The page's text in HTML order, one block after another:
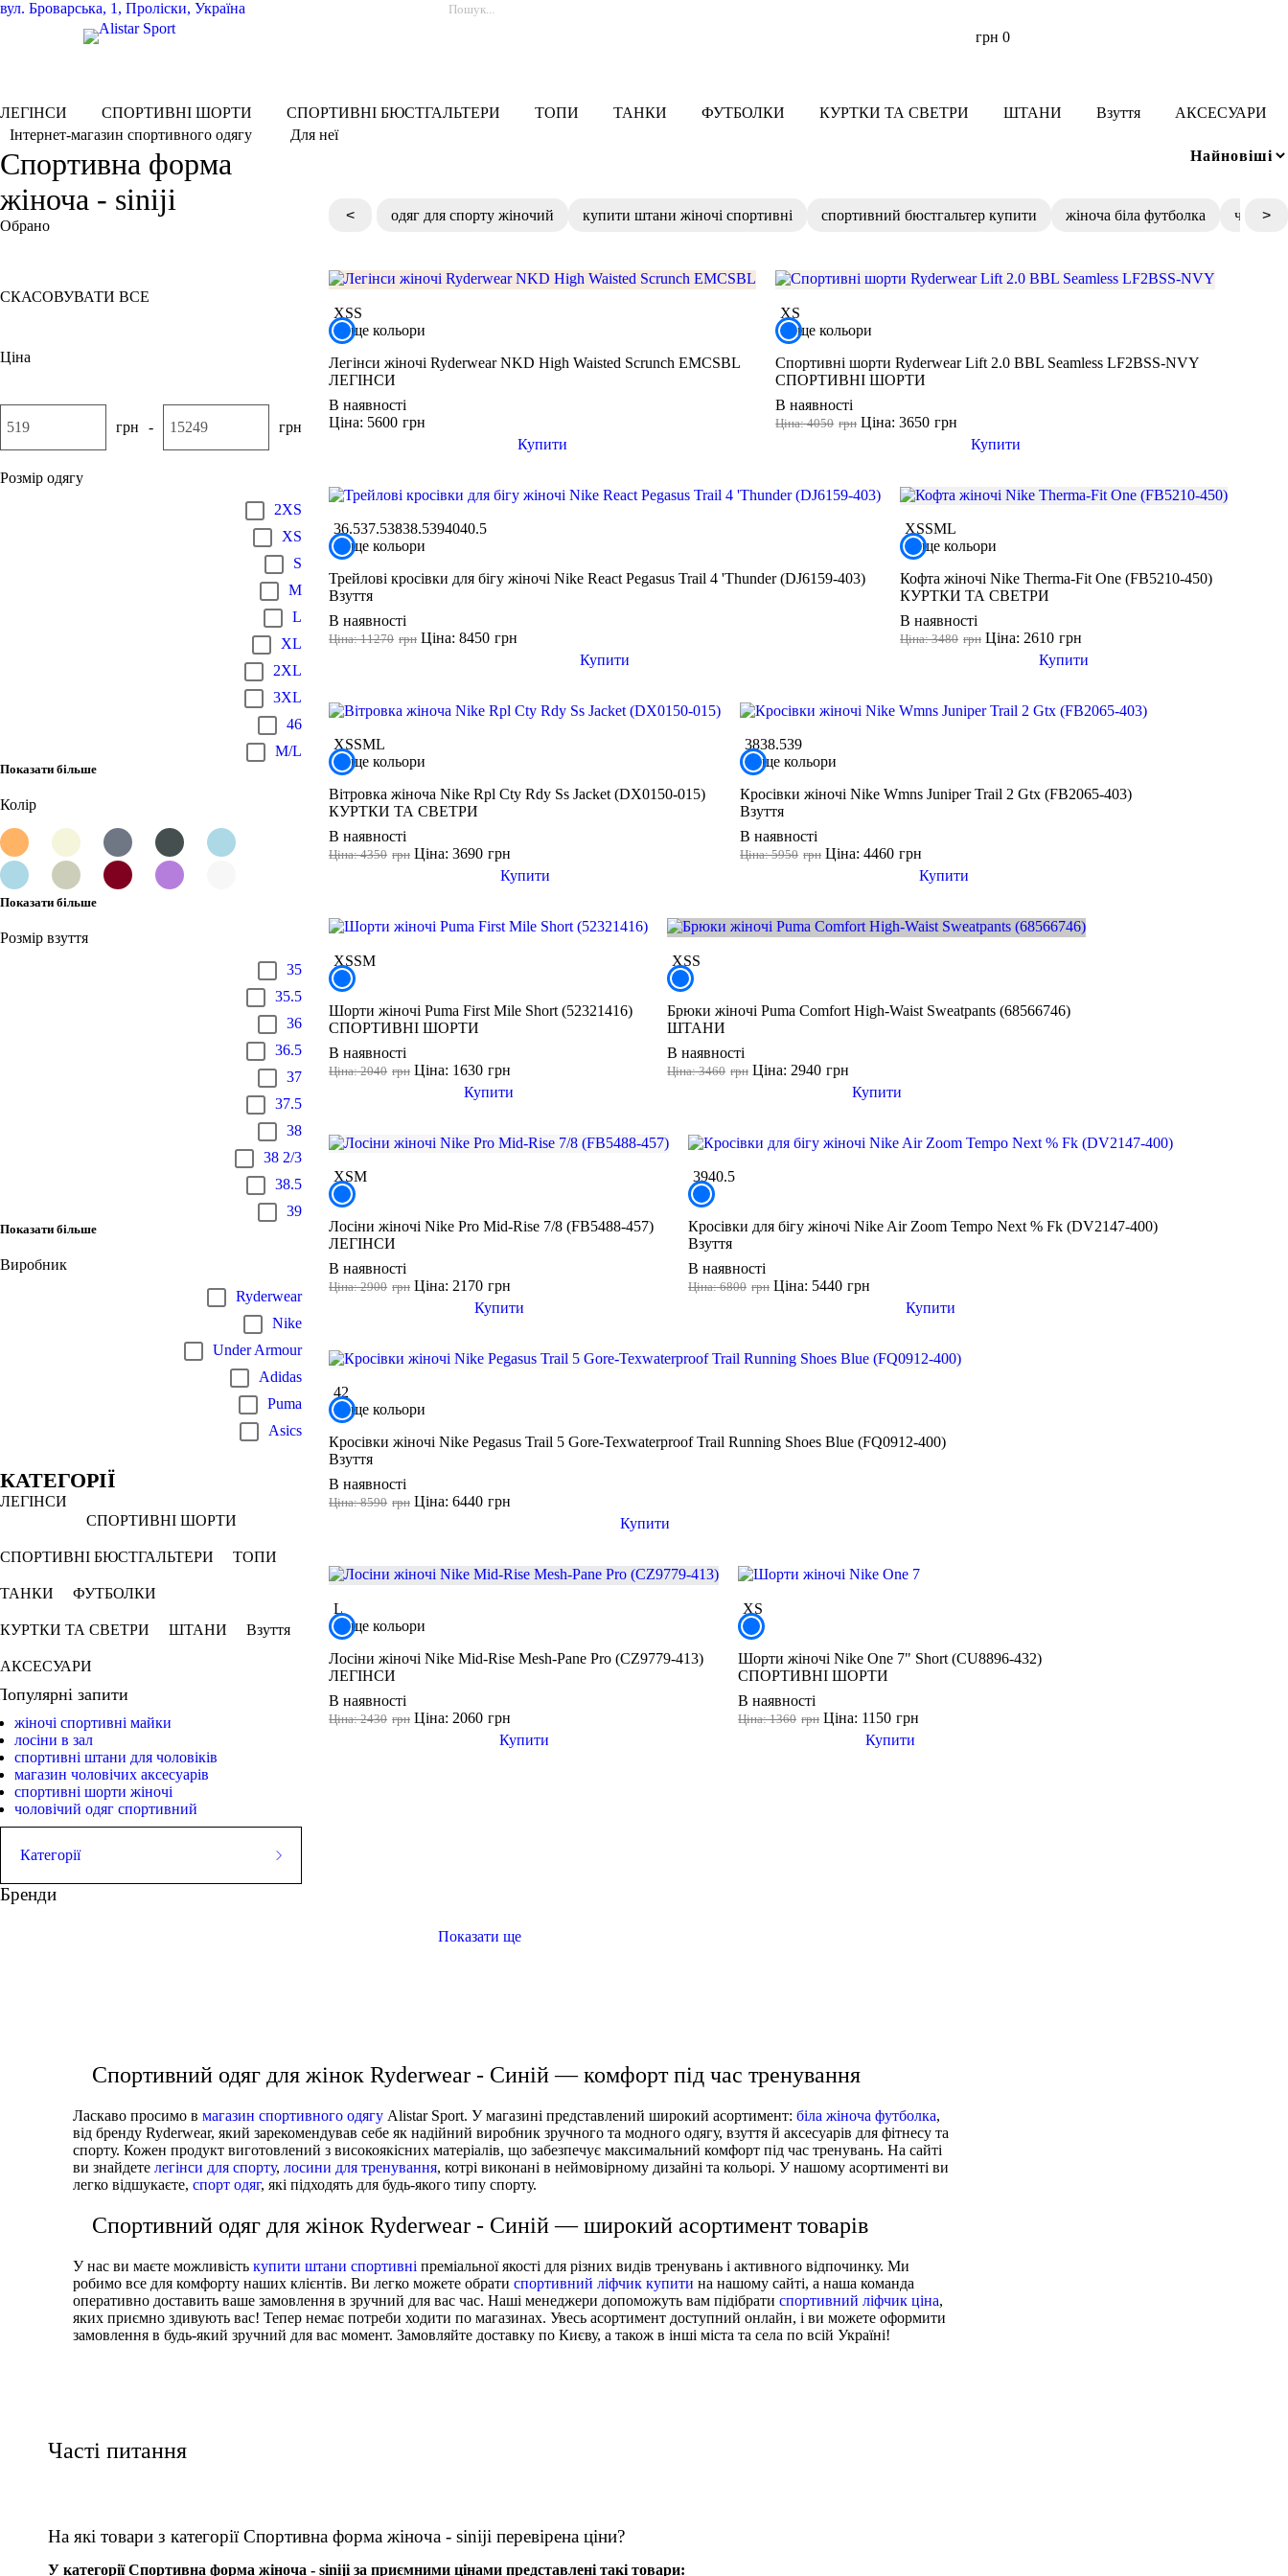
вул. Броварська, 1, Проліски, Україна
грн 0
ЛЕГІНСИ СПОРТИВНІ ШОРТИ СПОРТИВНІ БЮСТГАЛЬТЕРИ ТОПИ ТАНКИ ФУТБОЛКИ КУРТКИ ТА СВЕТРИ ШТАНИ Взуття
АКСЕСУАРИ
Інтернет-магазин спортивного одягу
Для неї
Спортивна форма
жіноча - siniji
Обрано
СКАСОВУВАТИ ВСЕ
Ціна
грн - грн
Розмір одягу
2XS
XS
S
M
L
XL
2XL
3XL
46
M/L
Показати більше
Колір
Показати більше
Розмір взуття
35
35.5
36
36.5
37
37.5
38
38 2/3
38.5
39
Показати більше
Виробник
Ryderwear
Nike
Under Armour
Adidas
Puma
Asics
КАТЕГОРІЇ
ЛЕГІНСИ
СПОРТИВНІ ШОРТИ
СПОРТИВНІ БЮСТГАЛЬТЕРИ ТОПИ
ТАНКИ ФУТБОЛКИ
КУРТКИ ТА СВЕТРИ ШТАНИ Взуття
АКСЕСУАРИ
запити
жіночі спортивні майки
лосіни в зал
спортивні штани для чоловіків
магазин чоловічих аксесуарів
спортивні шорти жіночі
чоловічий одяг спортивний
Категорії
ЛЕГІНСИ
< одяг для спорту жіночий купити штани жіночі спортивні спортивний бюстгальтер купити жіноча біла футболка чорні
>
XSS
ще кольори
Легінси жіночі Ryderwear NKD High Waisted Scrunch EMCSBL
ЛЕГІНСИ
В наявності
грн
Ціна: 5600
Купити
XS
ще кольори
Спортивні шорти Ryderwear Lift 2.0 BBL Seamless LF2BSS-NVY
СПОРТИВНІ ШОРТИ
В наявності
грн
Ціна: 4050 грн
Ціна: 3650
Купити
36.537.53838.5394040.5
ще кольори
Трейлові кросівки для бігу жіночі Nike React Pegasus Trail 4 'Thunder (DJ6159-403)
Взуття
В наявності
грн
Ціна: 11270 грн
Ціна: 8450
Купити
XSSML
ще кольори
Кофта жіночі Nike Therma-Fit One (FB5210-450)
КУРТКИ ТА СВЕТРИ
В наявності
грн
Ціна: 3480 грн
Ціна: 2610
Купити
XSSML
ще кольори
Вітровка жіноча Nike Rpl Cty Rdy Ss Jacket (DX0150-015)
КУРТКИ ТА СВЕТРИ
В наявності
грн
Ціна: 4350 грн
Ціна: 3690
Купити
3838.539
ще кольори
Кросівки жіночі Nike Wmns Juniper Trail 2 Gtx (FB2065-403)
Взуття
В наявності
грн
Ціна: 5950 грн
Ціна: 4460
Купити
XSSM
Шорти жіночі Puma First Mile Short (52321416)
СПОРТИВНІ ШОРТИ
В наявності
грн
Ціна: 2040 грн
Ціна: 1630
Купити
XSS
Брюки жіночі Puma Comfort High-Waist Sweatpants (68566746)
ШТАНИ
В наявності
грн
Ціна: 3460 грн
Ціна: 2940
Купити
XSM
Лосіни жіночі Nike Pro Mid-Rise 7/8 (FB5488-457)
ЛЕГІНСИ
В наявності
грн
Ціна: 2900 грн
Ціна: 2170
Купити
3940.5
Кросівки для бігу жіночі Nike Air Zoom Tempo Next % Fk (DV2147-400)
Взуття
В наявності
грн
Ціна: 6800 грн
Ціна: 5440
Купити
42
ще кольори
Кросівки жіночі Nike Pegasus Trail 5 Gore-Texwaterproof Trail Running Shoes Blue (FQ0912-400)
Взуття
В наявності
грн
Ціна: 8590 грн
Ціна: 6440
Купити
L
ще кольори
Лосіни жіночі Nike Mid-Rise Mesh-Pane Pro (CZ9779-413)
ЛЕГІНСИ
В наявності
грн
Ціна: 2430 грн
Ціна: 2060
Купити
XS
Шорти жіночі Nike One 7" Short (CU8896-432)
СПОРТИВНІ ШОРТИ
В наявності
грн
Ціна: 1360 грн
Ціна: 1150
Купити
Бренди
Показати ще
Спортивний одяг для жінок Ryderwear - Синій — комфорт під час тренування
Ласкаво просимо вмагазин спортивного одягу Alistar Sport. У магазині представлений широкий асортимент:біла жіноча футболка,
від бренду Ryderwear, який зарекомендував себе як надійний виробник зручного та модного одягу, взуття й аксесуарів для фітнесу та
спорту. Кожен продукт виготовлений з високоякісних матеріалів, що забезпечує максимальний комфорт під час тренувань. На сайті
ви знайдетелегінси для спорту,лосини для тренування, котрі виконані в неймовірному дизайні та кольорі. У нашому асортименті ви
легко відшукаєте,спорт одяг, які підходять для будь-якого типу спорту.
Спортивний одяг для жінок Ryderwear - Синій — широкий асортимент товарів
У нас ви маєте можливістькупити штани спортивні преміальної якості для різних видів тренувань і активного відпочинку. Ми
робимо все для комфорту наших клієнтів. Ви легко можете обратиспортивний ліфчик купити на нашому сайті, а наша команда
оперативно доставить ваше замовлення в зручний для вас час. Наші менеджери допоможуть вам підібратиспортивний ліфчик ціна,
яких приємно здивують вас! Тепер немає потреби ходити по магазинах. Увесь асортимент доступний онлайн, і ви можете оформити
замовлення в будь-який зручний для вас момент. Замовляйте доставку по Києву, а також в інші міста та села по всій Україні!
Часті питання
На які товари з категорії Спортивна форма жіноча - siniji перевірена ціни?
У категорії Спортивна форма жіноча - siniji за приємними цінами представлені такі товари: